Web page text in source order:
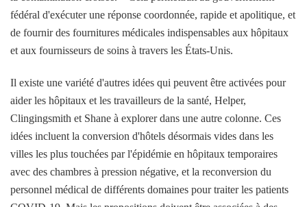
fédéral d'exécuter une réponse coordonnée, rapide et apolitique, et
de fournir des fournitures médicales indispensables aux hôpitaux
et aux fournisseurs de soins à travers les États-Unis.
Il existe une variété d'autres idées qui peuvent être activées pour
aider les hôpitaux et les travailleurs de la santé, Helper,
Clingingsmith et Shane à explorer dans une autre colonne. Ces
idées incluent la conversion d'hôtels désormais vides dans les
villes les plus touchées par l'épidémie en hôpitaux temporaires
avec des chambres à pression négative, et la reconversion du
personnel médical de différents domaines pour traiter les patients